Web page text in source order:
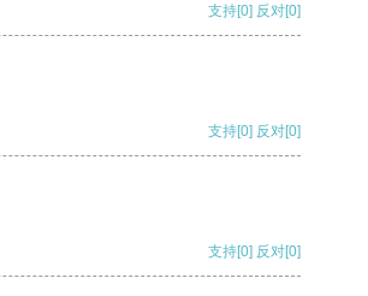
支持[0] 反对[0]
支持[0] 反对[0]
支持[0] 反对[0]